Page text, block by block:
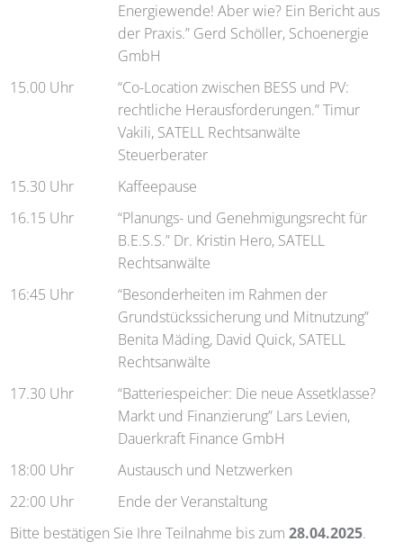
Energiewende! Aber wie? Ein Bericht aus
der Praxis.” Gerd Schöller, Schoenergie
GmbH
15.00 Uhr
“Co-Location zwischen BESS und PV:
rechtliche Herausforderungen.” Timur
Vakili, SATELL Rechtsanwälte
Steuerberater
15.30 Uhr
Kaffeepause
16.15 Uhr
“Planungs- und Genehmigungsrecht für
B.E.S.S.” Dr. Kristin Hero, SATELL
Rechtsanwälte
16:45 Uhr
“Besonderheiten im Rahmen der
Grundstückssicherung und Mitnutzung”
Benita Mäding, David Quick, SATELL
Rechtsanwälte
17.30 Uhr
“Batteriespeicher: Die neue Assetklasse?
Markt und Finanzierung” Lars Levien,
Dauerkraft Finance GmbH
18:00 Uhr
Austausch und Netzwerken
22:00 Uhr
Ende der Veranstaltung
Bitte bestätigen Sie Ihre Teilnahme bis zum28.04.2025.